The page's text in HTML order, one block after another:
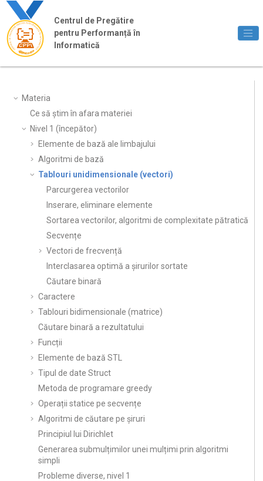
Jump to main content
Centrul de Pregătire
pentru Performanță în
Informatică
Materia
Ce să știm în afara materiei
Nivel 1 (începător)
Elemente de bază ale limbajului
Algoritmi de bază
Tablouri unidimensionale (vectori)
Parcurgerea vectorilor
Inserare, eliminare elemente
Sortarea vectorilor, algoritmi de complexitate pătratică
Secvențe
Vectori de frecvență
Interclasarea optimă a șirurilor sortate
Căutare binară
Caractere
Tablouri bidimensionale (matrice)
Căutare binară a rezultatului
Funcții
Elemente de bază STL
Tipul de date Struct
Metoda de programare greedy
Operații statice pe secvențe
Algoritmi de căutare pe șiruri
Principiul lui Dirichlet
Generarea submulțimilor unei mulțimi prin algoritmi
simpli
Probleme diverse, nivel 1